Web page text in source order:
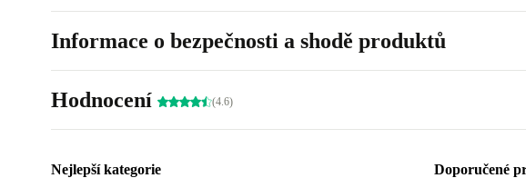
Informace o bezpečnosti a shodě produktů
Hodnocení (4.6)
Nejlepší kategorie Doporučené